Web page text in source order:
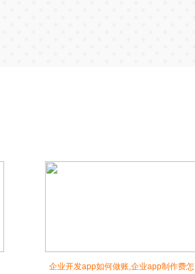
企业开发app如何做账,企业app制作费怎